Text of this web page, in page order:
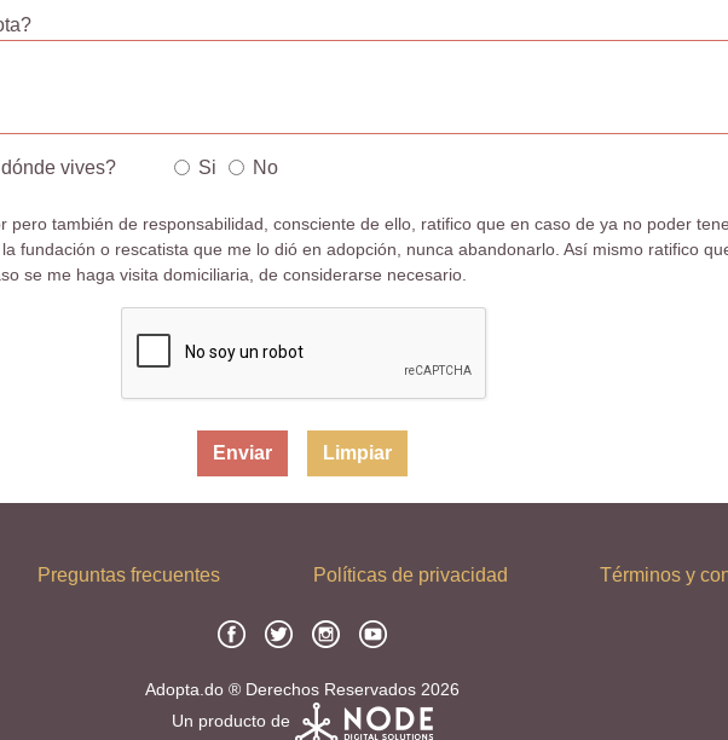
vives? Si No
también de responsabilidad, consciente de ello, ratifico que en caso de ya no poder
fundación o rescatista que me lo dió en adopción, nunca abandonarlo. Así mismo ratifico
se me haga visita domiciliaria, de considerarse necesario.
Limpiar
Preguntas frecuentes Políticas de privacidad Términos y
Adopta.do ® Derechos Reservados 2026
Un producto de